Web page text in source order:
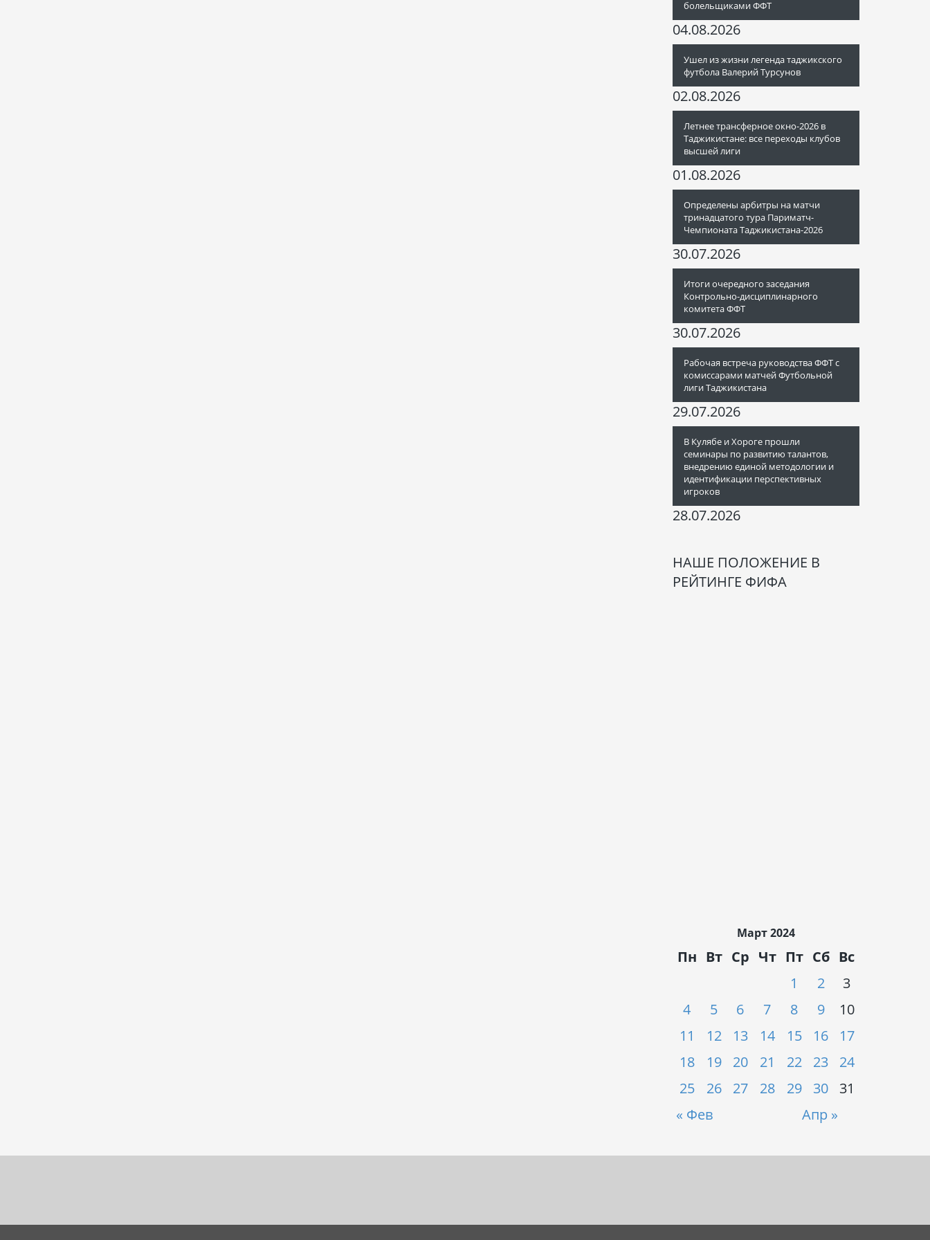
болельщиками ФФТ
04.08.2026
Ушел из жизни легенда таджикского
футбола Валерий Турсунов
02.08.2026
Летнее трансферное окно-2026 в
Таджикистане: все переходы клубов
высшей лиги
01.08.2026
Определены арбитры на матчи
тринадцатого тура Париматч-
Чемпионата Таджикистана-2026
30.07.2026
Итоги очередного заседания
Контрольно-дисциплинарного
комитета ФФТ
30.07.2026
Рабочая встреча руководства ФФТ с
комиссарами матчей Футбольной
лиги Таджикистана
29.07.2026
В Кулябе и Хороге прошли
семинары по развитию талантов,
внедрению единой методологии и
идентификации перспективных
игроков
28.07.2026
НАШЕ ПОЛОЖЕНИЕ В
РЕЙТИНГЕ ФИФА
Март 2024
Пн Вт Ср Чт Пт Сб Вс
« Фев Апр »
1 2
3
4
5 6 7 8 9
10
11
12 13 14 15 16
17
18
19 20 21 22 23
24
25
26 27 28 29 30 31